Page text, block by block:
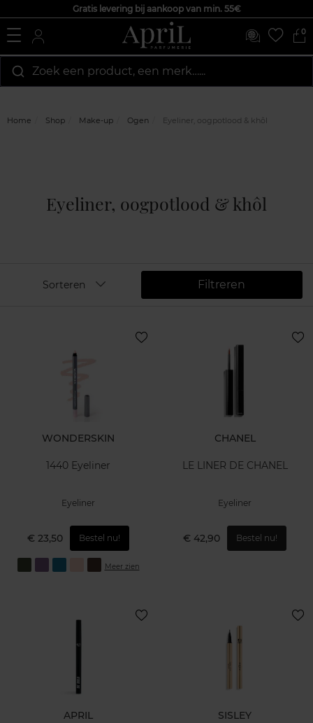
Gratis levering bij aankoop van min. 55€
0
Zoek een product, een merk…...
Home Shop Make-up Ogen Eyeliner, oogpotlood & khôl
Eyeliner, oogpotlood & khôl
Filtreren
Sorteren
WONDERSKIN
1440 Eyeliner
Eyeliner
€ 23,50 Bestel nu!
Meer zien
CHANEL
LE LINER DE CHANEL
Eyeliner
€ 42,90 Bestel nu!
APRIL SISLEY